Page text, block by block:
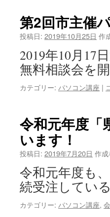
第2回市主催
投稿日: 2019年10月25日 作
2019年10月17
無料相談会を
カテゴリー: パソコン講座 |
令和元年度「
います！
投稿日: 2019年7月20日 作
令和元年度も
続受注してい
カテゴリー: パソコン講座,